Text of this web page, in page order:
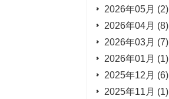
2026年05月 (2)
2026年04月 (8)
2026年03月 (7)
2026年01月 (1)
2025年12月 (6)
2025年11月 (1)